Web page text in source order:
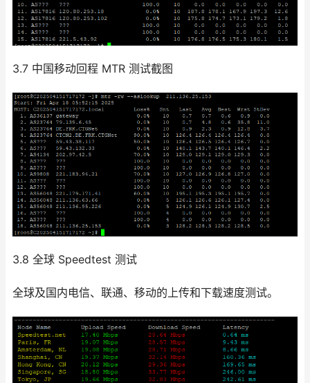
3.7 中国移动回程 MTR 测试截图
3.8 全球 Speedtest 测试
全球及国内电信、联通、移动的上传和下载速度测试。